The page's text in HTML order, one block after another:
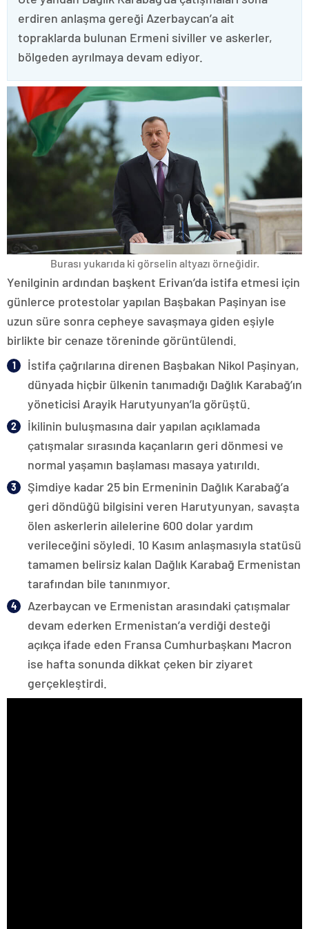
erdiren anlaşma gereği Azerbaycan’a ait
topraklarda bulunan Ermeni siviller ve askerler,
bölgeden ayrılmaya devam ediyor.
Burası yukarıda ki görselin altyazı örneğidir.
Yenilginin ardından başkent Erivan’da istifa etmesi için
günlerce protestolar yapılan Başbakan Paşinyan ise
uzun süre sonra cepheye savaşmaya giden eşiyle
birlikte bir cenaze töreninde görüntülendi.
İstifa çağrılarına direnen Başbakan Nikol Paşinyan,
dünyada hiçbir ülkenin tanımadığı Dağlık Karabağ’ın
yöneticisi Arayik Harutyunyan’la görüştü.
İkilinin buluşmasına dair yapılan açıklamada
çatışmalar sırasında kaçanların geri dönmesi ve
normal yaşamın başlaması masaya yatırıldı.
Şimdiye kadar 25 bin Ermeninin Dağlık Karabağ’a
geri döndüğü bilgisini veren Harutyunyan, savaşta
ölen askerlerin ailelerine 600 dolar yardım
verileceğini söyledi. 10 Kasım anlaşmasıyla statüsü
tamamen belirsiz kalan Dağlık Karabağ Ermenistan
tarafından bile tanınmıyor.
Azerbaycan ve Ermenistan arasındaki çatışmalar
devam ederken Ermenistan’a verdiği desteği
açıkça ifade eden Fransa Cumhurbaşkanı Macron
ise hafta sonunda dikkat çeken bir ziyaret
gerçekleştirdi.